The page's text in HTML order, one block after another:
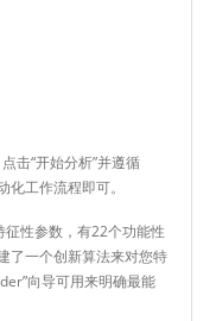
击“开始分析”并遵循
工作流程即可。
性参数，有22个功能性
了一个创新算法来对您特
向导可用来明确最能